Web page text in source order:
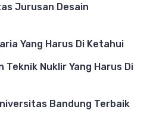
Jurusan Desain
Yang Harus Di Ketahui
Nuklir Yang Harus Di
Bandung Terbaik